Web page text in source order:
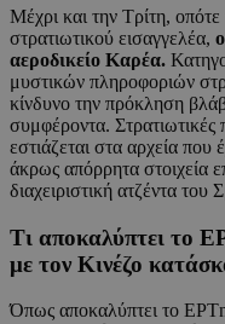
Μέχρι και την Τρίτη,
στρατιωτικού εισαγγελέα,
αεροδικείο Καρέα.
μυστικών πληροφοριών
κίνδυνο την πρόκληση
συμφέροντα. Στρατιωτικές
εστιάζεται στα αρχεία που
άκρως απόρρητα στοιχεία
διαχειριστική ατζέντα του
Τι αποκαλύπτει το
με τον Κινέζο
Όπως αποκαλύπτει το